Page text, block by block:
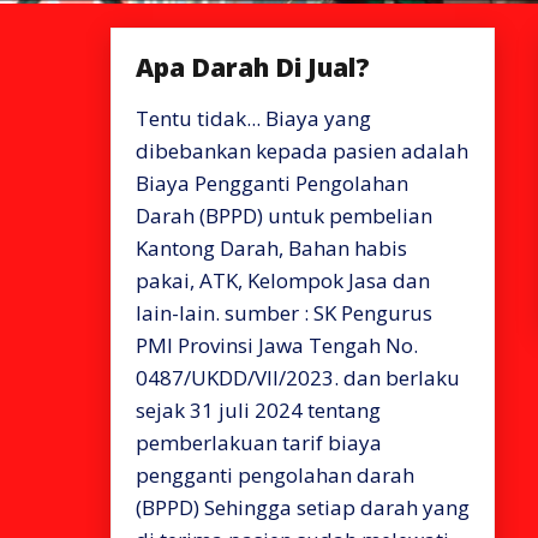
Apa Darah Di Jual?
Tentu tidak... Biaya yang
dibebankan kepada pasien adalah
Biaya Pengganti Pengolahan
Darah (BPPD) untuk pembelian
Kantong Darah, Bahan habis
pakai, ATK, Kelompok Jasa dan
lain-lain. sumber : SK Pengurus
PMI Provinsi Jawa Tengah No.
0487/UKDD/VII/2023. dan berlaku
sejak 31 juli 2024 tentang
pemberlakuan tarif biaya
pengganti pengolahan darah
(BPPD) Sehingga setiap darah yang